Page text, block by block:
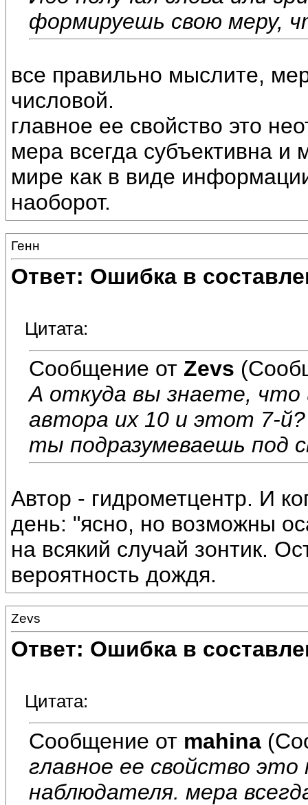
формируешь свою меру,
все правильно мыслите,
числовой.
главное ее свойство это
мера всегда субъективна и
мире как в виде
наоборот.
Генн
Ответ: Ошибка в
Цитата:
Сообщение от Zevs
А откуда вы знаете,
автора их 10 и этот 7-
ты подразумеваешь под
Автор - гидрометцентр. И
день: "ясно, но возможны
на всякий случай зонтик.
вероятность дождя.
Zevs
Ответ: Ошибка в
Цитата:
Сообщение от mahina
главное ее свойство
наблюдателя. мера